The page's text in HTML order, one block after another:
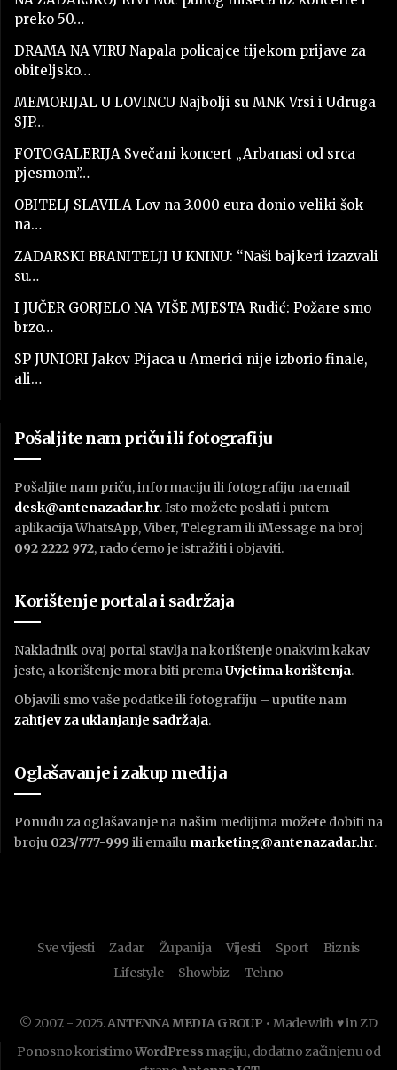
preko 50…
DRAMA NA VIRU Napala policajce tijekom prijave za
obiteljsko…
MEMORIJAL U LOVINCU Najbolji su MNK Vrsi i Udruga
SJP…
FOTOGALERIJA Svečani koncert „Arbanasi od srca
pjesmom”…
OBITELJ SLAVILA Lov na 3.000 eura donio veliki šok
na…
ZADARSKI BRANITELJI U KNINU: “Naši bajkeri izazvali
su…
I JUČER GORJELO NA VIŠE MJESTA Rudić: Požare smo
brzo…
SP JUNIORI Jakov Pijaca u Americi nije izborio finale,
ali…
Pošaljite nam priču ili fotografiju
Pošaljite nam priču, informaciju ili fotografiju na email
desk@antenazadar.hr. Isto možete poslati i putem
aplikacija WhatsApp, Viber, Telegram ili iMessage na broj
092 2222 972, rado ćemo je istražiti i objaviti.
Korištenje portala i sadržaja
Nakladnik ovaj portal stavlja na korištenje onakvim kakav
jeste, a korištenje mora biti premaUvjetima korištenja.
Objavili smo vaše podatke ili fotografiju – uputite nam
zahtjev za uklanjanje sadržaja.
Oglašavanje i zakup medija
Ponudu za oglašavanje na našim medijima možete dobiti na
broju 023/777-999 ili emailu marketing@antenazadar.hr.
Sve vijesti Zadar Županija Vijesti Sport
Biznis
Lifestyle
Showbiz Tehno
© 2007. - 2025.ANTENNA MEDIA GROUP • Made with ♥ in ZD
Ponosno koristimoWordPress magiju, dodatno začinjenu od